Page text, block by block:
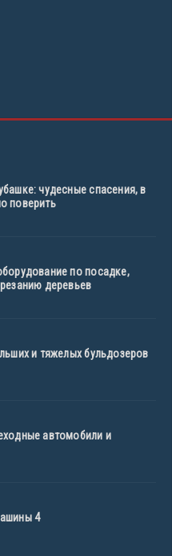
чудесные спасения, в
поверить
по посадке,
деревьев
и тяжелых бульдозеров
автомобили и
4